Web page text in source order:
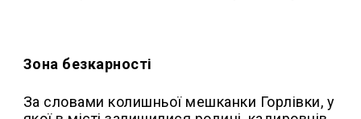
Зона безкарності
За словами колишньої мешканки Горлівки, у